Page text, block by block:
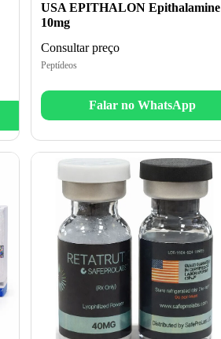
USA EPITHALON Epithalamine
10mg
Consultar preço
Peptídeos
Falar no WhatsApp